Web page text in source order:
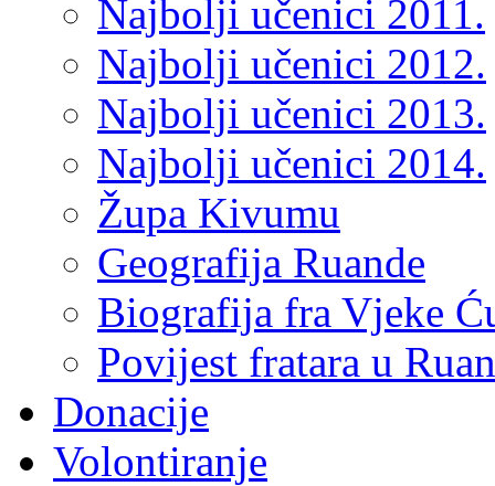
Najbolji učenici 2011.
Najbolji učenici 2012.
Najbolji učenici 2013.
Najbolji učenici 2014.
Župa Kivumu
Geografija Ruande
Biografija fra Vjeke
Povijest fratara u
Donacije
Volontiranje